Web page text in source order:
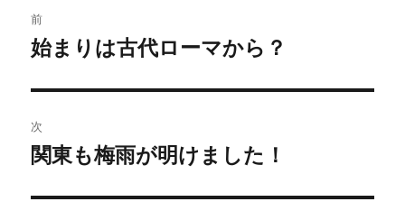
稿
ビ
ゲ
ー
前
前
投
稿:
始まりは古代ローマから？
次
次
投
関東も梅雨が明けました！